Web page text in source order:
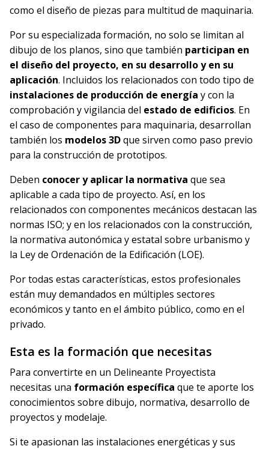
como el diseño de piezas para multitud de maquinaria.
Por su especializada formación, no solo se limitan al
dibujo de los planos, sino que también participan en
el diseño del proyecto, en su desarrollo y en su
aplicación. Incluidos los relacionados con todo tipo de
instalaciones de producción de energía y con la
comprobación y vigilancia del estado de edificios. En
el caso de componentes para maquinaria, desarrollan
también los modelos 3Dque sirven como paso previo
para la construcción de prototipos.
Deben conocer y aplicar la normativa que sea
aplicable a cada tipo de proyecto. Así, en los
relacionados con componentes mecánicos destacan las
normas ISO; y en los relacionados con la construcción,
la normativa autonómica y estatal sobre urbanismo y
la Ley de Ordenación de la Edificación (LOE).
Por todas estas características, estos profesionales
están muy demandados en múltiples sectores
económicos y tanto en el ámbito público, como en el
privado.
Esta es la formación que necesitas
Para convertirte en un Delineante Proyectista
necesitas una formación específica que te aporte los
conocimientos sobre dibujo, normativa, desarrollo de
proyectos y modelaje.
Si te apasionan las instalaciones energéticas y sus